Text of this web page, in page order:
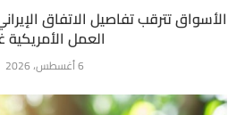
الأسواق تترقب تفاصيل الاتفاق
العمل الأمريكية
6 أغسطس، 2026